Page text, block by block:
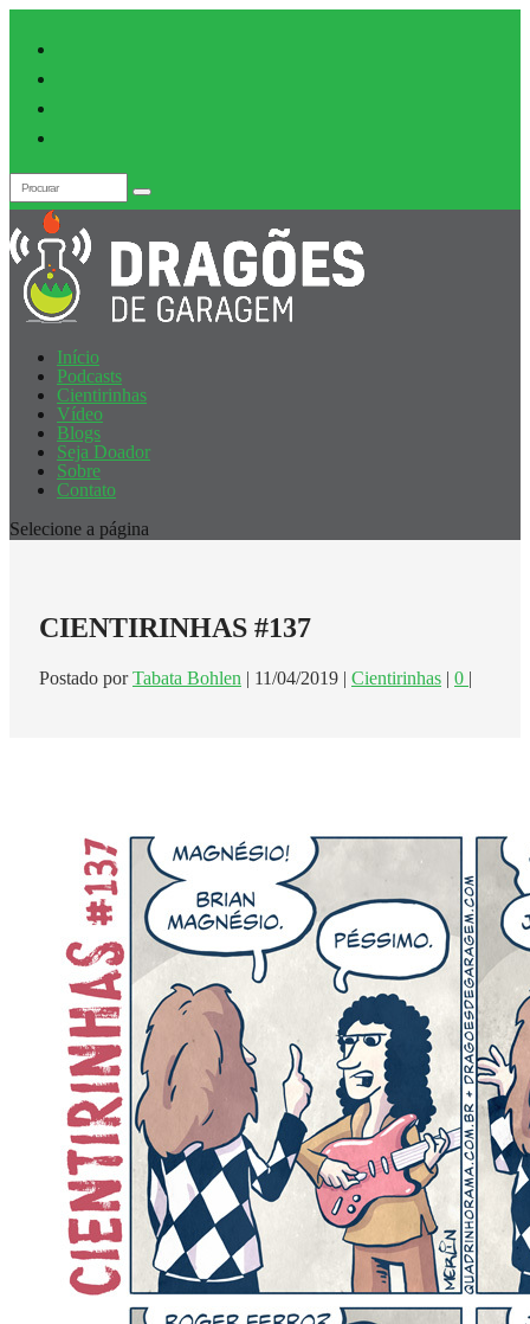
Início
Podcasts
Cientirinhas
Vídeo
Blogs
Seja Doador
Sobre
Contato
Selecione a página
CIENTIRINHAS #137
Postado porTabata Bohlen | 11/04/2019 | Cientirinhas | 0 |